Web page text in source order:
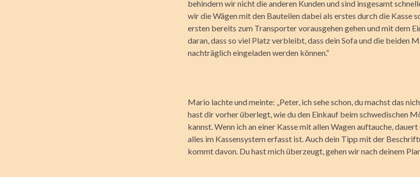
behindern wir nicht die anderen Kunden und sind insgesamt
wir die Wägen mit den Bauteilen dabei als erstes durch die Kasse
ersten bereits zum Transporter vorausgehen gehen und mit dem
daran, dass so viel Platz verbleibt, dass dein Sofa und die beiden
nachträglich eingeladen werden können.“
Mario lachte und meinte: „Peter, ich sehe schon, du machst das
hast dir vorher überlegt, wie du den Einkauf beim schwedischen
kannst. Wenn ich an einer Kasse mit allen Wagen auftauche,
alles im Kassensystem erfasst ist. Auch dein Tipp mit der
kommt davon. Du hast mich überzeugt, gehen wir nach deinem